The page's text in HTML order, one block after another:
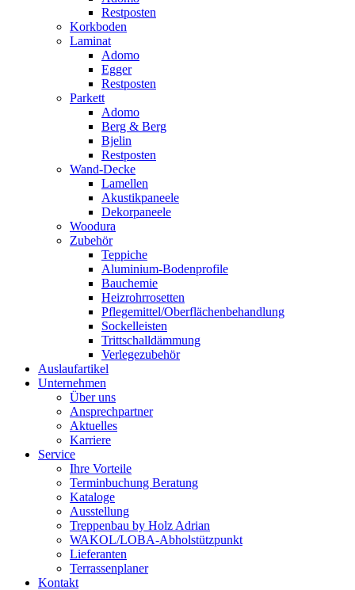
Restposten
Korkboden
Laminat
Adomo
Egger
Restposten
Parkett
Adomo
Berg & Berg
Bjelin
Restposten
Wand-Decke
Lamellen
Akustikpaneele
Dekorpaneele
Woodura
Zubehör
Teppiche
Aluminium-Bodenprofile
Bauchemie
Heizrohrrosetten
Pflegemittel/Oberflächenbehandlung
Sockelleisten
Trittschalldämmung
Verlegezubehör
Auslaufartikel
Unternehmen
Über uns
Ansprechpartner
Aktuelles
Karriere
Service
Ihre Vorteile
Terminbuchung Beratung
Kataloge
Ausstellung
Treppenbau by Holz Adrian
WAKOL/LOBA-Abholstützpunkt
Lieferanten
Terrassenplaner
Kontakt